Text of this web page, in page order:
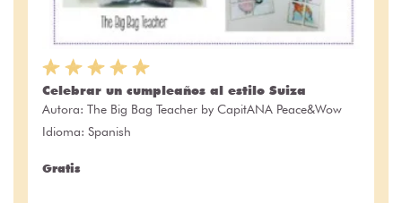
Celebrar un cumpleaños al estilo Suiza
Autora: The Big Bag Teacher by CapitANA Peace&Wow
Idioma: Spanish
Gratis